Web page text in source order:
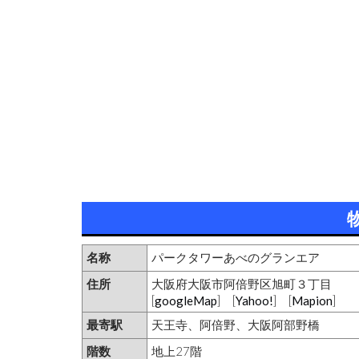
名称
パークタワーあべのグランエア
住所
大阪府大阪市阿倍野区旭町３丁目
[googleMap] [Yahoo!] [Mapion]
最寄駅
天王寺、阿倍野、大阪阿部野橋
階数
地上27階